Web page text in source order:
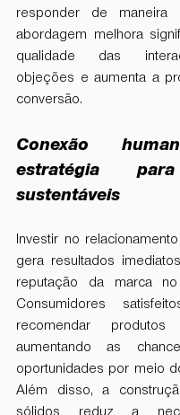
responder de maneira
abordagem melhora
qualidade das
objeções e aumenta a
conversão.
Conexão
estratégia
sustentáveis
Investir no
gera resultados
reputação da marca
Consumidores
recomendar
aumentando as
oportunidades por meio
Além disso, a